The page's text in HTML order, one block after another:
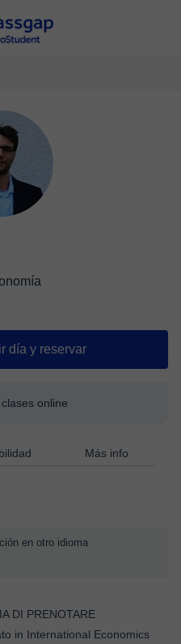
día y reservar
online
Más info
en otro idioma
DI PRENOTARE
in International Economics